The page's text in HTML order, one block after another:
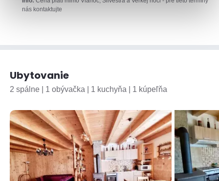
nás kontaktujte
Ubytovanie
2 spálne | 1 obývačka | 1 kuchyňa | 1 kúpeľňa